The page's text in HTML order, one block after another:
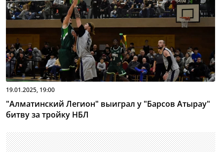
19.01.2025, 19:00
"Алматинский Легион" выиграл у "Барсов Атырау"
битву за тройку НБЛ